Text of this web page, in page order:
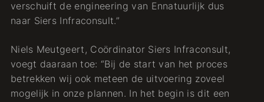
verschuift de engineering van Ennatuurlijk dus
naar Siers Infraconsult.”
Niels Meutgeert, Coördinator Siers Infraconsult,
voegt daaraan toe: “Bij de start van het proces
betrekken wij ook meteen de uitvoering zoveel
mogelijk in onze plannen. In het begin is dit een